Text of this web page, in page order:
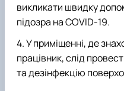
викликати швидку
підозра на COVID-19.
У приміщенні, де
працівник, слід
та дезінфекцію